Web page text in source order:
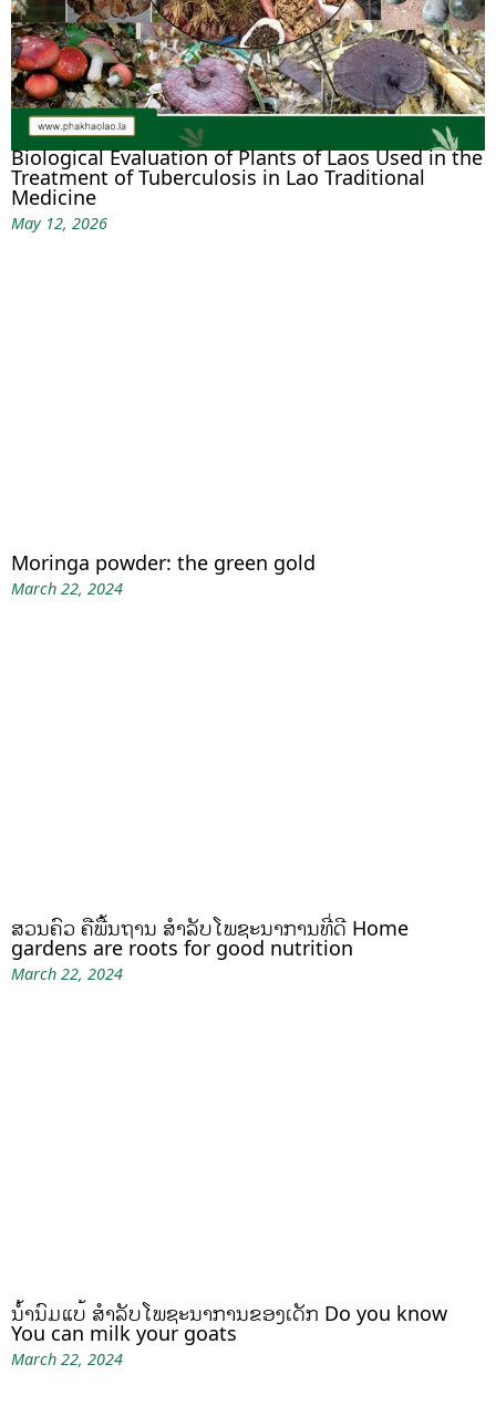
Biological Evaluation of Plants of Laos Used in the
Treatment of Tuberculosis in Lao Traditional
Medicine
May 12, 2026
Moringa powder: the green gold
March 22, 2024
ສວນຄົວ ຄືພື້ນຖານ ສໍາລັບໂພຊະນາການທີ່ດີ Home
gardens are roots for good nutrition
March 22, 2024
ນໍ້ານົມແບ້ ສຳລັບໂພຊະນາການຂອງເດັກ Do you know
You can milk your goats
March 22, 2024